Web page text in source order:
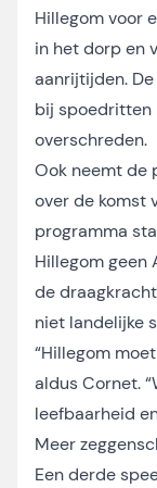
Hillegom voor
in het dorp en
aanrijtijden.
bij spoedritten
overschreden.
Ook neemt de
over de komst
programma
Hillegom geen
de
niet landelijke
“Hillegom
aldus Cornet.
leefbaarheid
Meer
Een derde